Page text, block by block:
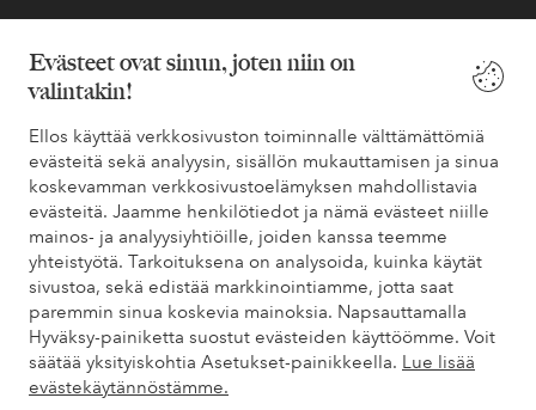
Evästeet ovat sinun, joten niin on
valintakin!
Ellos käyttää verkkosivuston toiminnalle välttämättömiä
evästeitä sekä analyysin, sisällön mukauttamisen ja sinua
koskevamman verkkosivustoelämyksen mahdollistavia
evästeitä. Jaamme henkilötiedot ja nämä evästeet niille
mainos- ja analyysiyhtiöille, joiden kanssa teemme
yhteistyötä. Tarkoituksena on analysoida, kuinka käytät
sivustoa, sekä edistää markkinointiamme, jotta saat
paremmin sinua koskevia mainoksia. Napsauttamalla
Hyväksy-painiketta suostut evästeiden käyttöömme. Voit
säätää yksityiskohtia Asetukset-painikkeella. Lue lisää
evästekäytännöstämme.
Turvalliset maksut – maksa nyt tai erissä
Haluatko tietää
lisää maksuvaihtoehdoistamme
elpy elpy
Suomi - Valitse maa
Facebook Instagram Pinterest Youtube